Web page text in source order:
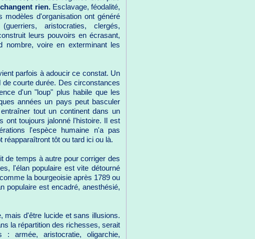
rien.Esclavage, féodalité,
d'organisation ont généré
aristocraties, clergés,
leurs pouvoirs en écrasant,
nombre, voire en exterminant les
parfois à adoucir ce constat. Un
courte durée. Des circonstances
d'un "loup" plus habile que les
années un pays peut basculer
tout un continent dans un
ont toujours jalonné l'histoire. Il est
l'espèce humaine n'a pas
réapparaîtront tôt ou tard ici ou là.
de temps à autre pour corriger des
l'élan populaire est vite détourné
la bourgeoisie après 1789 ou
populaire est encadré, anesthésié,
mais d'être lucide et sans illusions.
la répartition des richesses, serait
: armée, aristocratie, oligarchie,